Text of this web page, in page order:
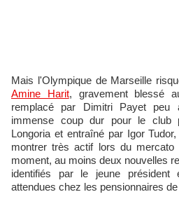
Mais l'Olympique de Marseille
Amine Harit, gravement blessé
remplacé par Dimitri Payet
immense coup dur pour le club
Longoria et entraîné par Igor
montrer très actif lors du
moment, au moins deux nouvelles
identifiés par le jeune président
attendues chez les pensionnaires